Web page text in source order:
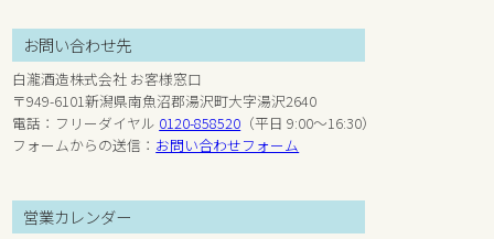
お問い合わせ先
白瀧酒造株式会社 お客様窓口
〒949-6101新潟県南魚沼郡湯沢町大字湯沢2640
電話：フリーダイヤル 0120-858520 （平日 9:00～16:30）
フォームからの送信： お問い合わせフォーム
営業カレンダー